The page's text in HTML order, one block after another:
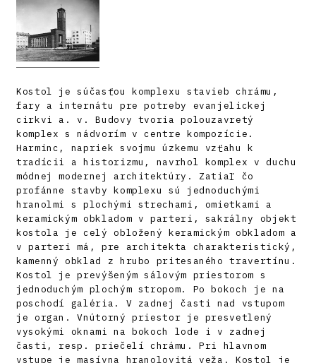
Kostol je súčasťou komplexu stavieb chrámu,
fary a internátu pre potreby evanjelickej
cirkvi a. v. Budovy tvoria polouzavretý
komplex s nádvorím v centre kompozície.
Harminc, napriek svojmu úzkemu vzťahu k
tradícii a historizmu, navrhol komplex v duchu
módnej modernej architektúry. Zatiaľ čo
profánne stavby komplexu sú jednoduchými
hranolmi s plochými strechami, omietkami a
keramickým obkladom v parteri, sakrálny objekt
kostola je celý obložený keramickým obkladom a
v parteri má, pre architekta charakteristický,
kamenný obklad z hrubo pritesaného travertínu.
Kostol je prevýšeným sálovým priestorom s
jednoduchým plochým stropom. Po bokoch je na
poschodí galéria. V zadnej časti nad vstupom
je organ. Vnútorný priestor je presvetlený
vysokými oknami na bokoch lode i v zadnej
časti, resp. priečelí chrámu. Pri hlavnom
vstupe je masívna hranolovitá veža. Kostol je